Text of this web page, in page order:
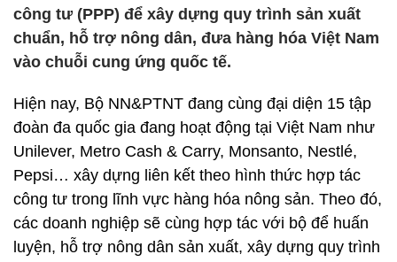
công tư (PPP) để xây dựng quy trình sản xuất
chuẩn, hỗ trợ nông dân, đưa hàng hóa Việt Nam
vào chuỗi cung ứng quốc tế.
Hiện nay, Bộ NN&PTNT đang cùng đại diện 15 tập
đoàn đa quốc gia đang hoạt động tại Việt Nam như
Unilever, Metro Cash & Carry, Monsanto, Nestlé,
Pepsi… xây dựng liên kết theo hình thức hợp tác
công tư trong lĩnh vực hàng hóa nông sản. Theo đó,
các doanh nghiệp sẽ cùng hợp tác với bộ để huấn
luyện, hỗ trợ nông dân sản xuất, xây dựng quy trình